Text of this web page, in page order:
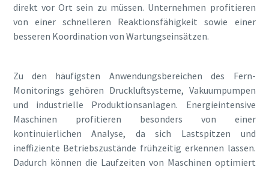
direkt vor Ort sein zu müssen. Unternehmen profitieren
von einer schnelleren Reaktionsfähigkeit sowie einer
besseren Koordination von Wartungseinsätzen.
Zu den häufigsten Anwendungsbereichen des Fern-
Monitorings gehören Druckluftsysteme, Vakuumpumpen
und industrielle Produktionsanlagen. Energieintensive
Maschinen profitieren besonders von einer
kontinuierlichen Analyse, da sich Lastspitzen und
ineffiziente Betriebszustände frühzeitig erkennen lassen.
Dadurch können die Laufzeiten von Maschinen optimiert